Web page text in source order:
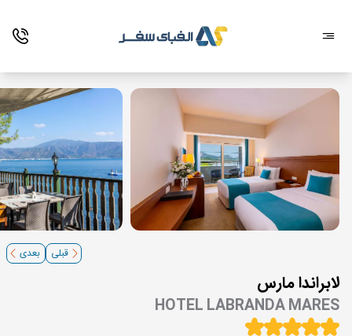
قبلی بعدی
لابراندا مارس
HOTEL LABRANDA MARES